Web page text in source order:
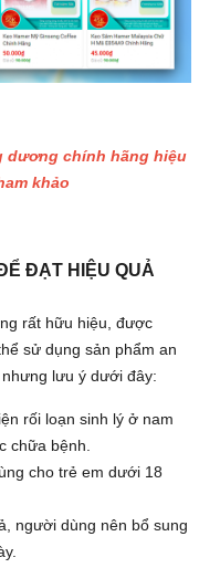
dương chính hãng hiệu
khảo
ĐẠT HIỆU QUẢ
rất hữu hiệu, được
sử dụng sản phẩm an
lưu ý dưới đây:
rối loạn sinh lý ở nam
chữa bệnh.
cho trẻ em dưới 18
người dùng nên bổ sung